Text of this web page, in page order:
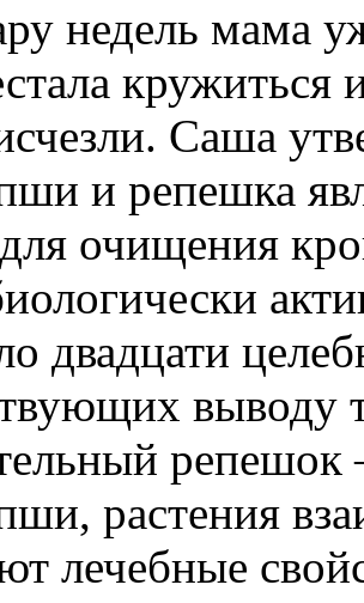
недель мама
кружиться
Саша
и репешка
для очищения
двадцати
выводу
растения
лечебные